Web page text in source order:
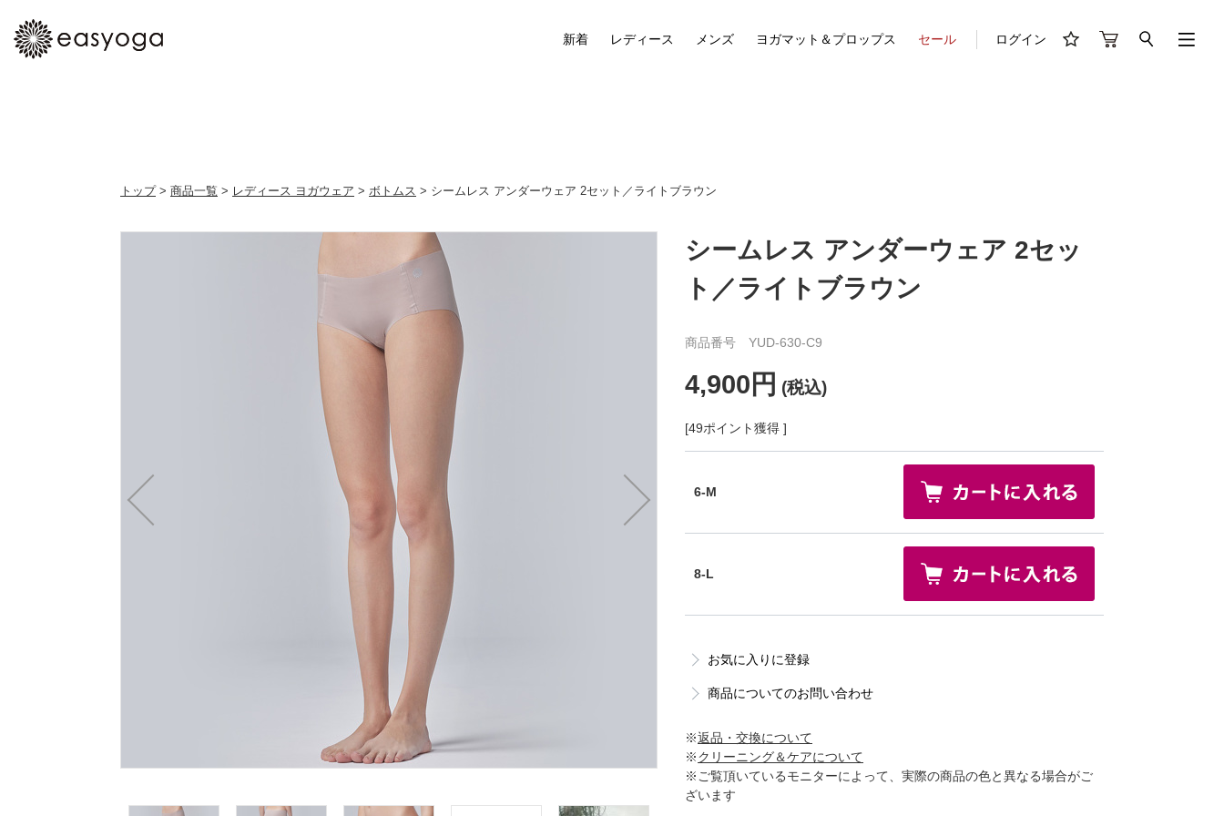
新着 レディース メンズ ヨガマット＆プロップス セール ログイン
トップ> 商品一覧 > レディース ヨガウェア > ボトムス > シームレス アンダーウェア 2セット／ライトブラウン
シームレス アンダーウェア 2セッ
ト／ライトブラウン
商品番号 YUD-630-C9
4,900円 (税込)
[49ポイント獲得 ]
6-M
8-L
お気に入りに登録
商品についてのお問い合わせ
※返品・交換について
※クリーニング＆ケアについて
※ご覧頂いているモニターによって、実際の商品の色と異なる場合がご
ざいます